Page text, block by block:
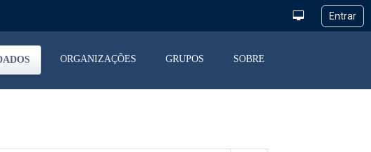
ORGANIZAÇÕES GRUPOS SOBRE